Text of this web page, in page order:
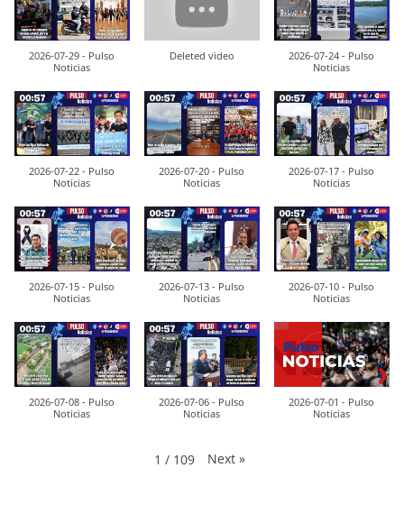
2026-07-29 - Pulso
Noticias
Deleted video
2026-07-24 - Pulso
Noticias
2026-07-22 - Pulso
Noticias
2026-07-20 - Pulso
Noticias
2026-07-17 - Pulso
Noticias
2026-07-15 - Pulso
Noticias
2026-07-13 - Pulso
Noticias
2026-07-10 - Pulso
Noticias
2026-07-08 - Pulso
Noticias
2026-07-06 - Pulso
Noticias
2026-07-01 - Pulso
Noticias
1 / 109 Next »